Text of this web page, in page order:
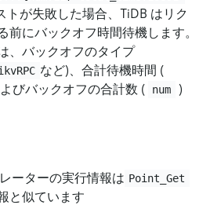
トが失敗した場合、TiDB はリク
前にバックオフ時間待機します。
、バックオフのタイプ
など)、合計待機時間 (
びバックオフの合計数 ( num
)
ーターの実行情報は Point_Get
と似ています